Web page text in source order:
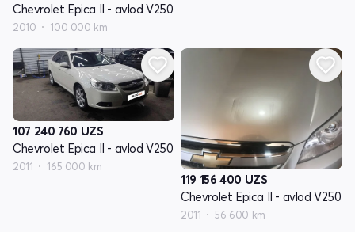
Chevrolet Epica II - avlod V250
2010 100 000 km
107 240 760 UZS
Chevrolet Epica II - avlod V250
2011 165 000 km
119 156 400 UZS
Chevrolet Epica II - avlod V250
2011 56 600 km